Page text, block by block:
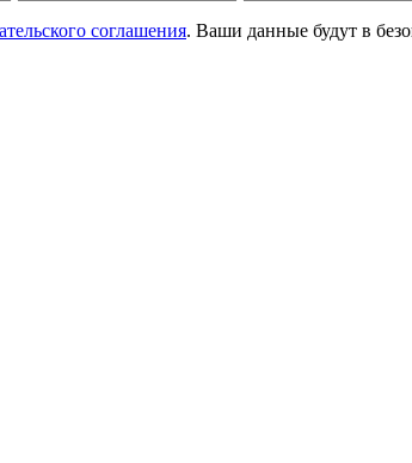
соглашения. Ваши данные будут в